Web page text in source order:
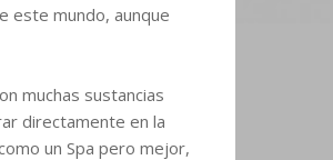
este mundo, aunque
muchas sustancias
directamente en la
un Spa pero mejor,